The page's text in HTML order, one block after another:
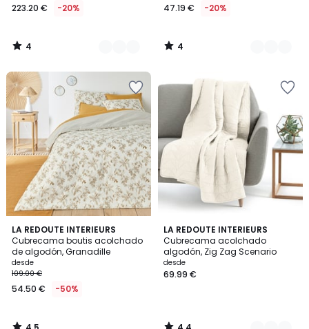
223.20 € -20%
4
/
47.19 € -20%
4
/
LA REDOUTE INTERIEURS
Cubrecama boutis acolchado
de algodón, Granadille
desde
109.00 €
54.50 € -50%
4,5
/ 5
LA REDOUTE INTERIEURS
Cubrecama acolchado
algodón, Zig Zag Scenario
desde
69.99 €
4,4
/ 5
2
Colores